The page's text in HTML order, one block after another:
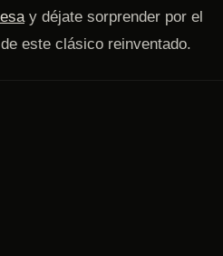
y déjate sorprender por el
este clásico reinventado.